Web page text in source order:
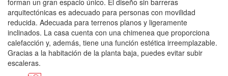
forman un gran espacio único. El diseño sin barreras
arquitectónicas es adecuado para personas con movilidad
reducida. Adecuada para terrenos planos y ligeramente
inclinados. La casa cuenta con una chimenea que proporciona
calefacción y, además, tiene una función estética irreemplazable.
Gracias a la habitación de la planta baja, puedes evitar subir
escaleras.